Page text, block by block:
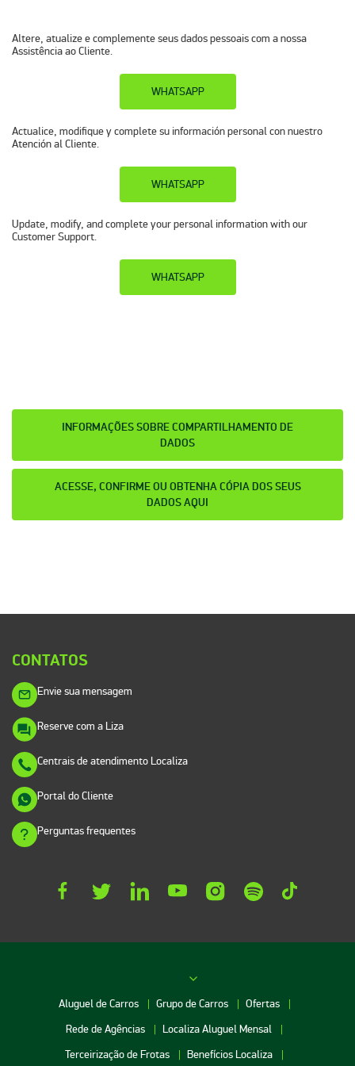
Altere, atualize e complemente seus dados pessoais com a nossa
Assistência ao Cliente.
WHATSAPP
Actualice, modifique y complete su información personal con nuestro
Atención al Cliente.
WHATSAPP
Update, modify, and complete your personal information with our
Customer Support.
WHATSAPP
INFORMAÇÕES SOBRE COMPARTILHAMENTO DE
DADOS
ACESSE, CONFIRME OU OBTENHA CÓPIA DOS SEUS
DADOS AQUI
CONTATOS
Envie sua mensagem
Reserve com a Liza
Centrais de atendimento Localiza
Portal do Cliente
Perguntas frequentes
Aluguel de Carros Grupo de Carros
Ofertas
Rede de Agências
Localiza Aluguel Mensal
Terceirização de Frotas
Benefícios Localiza